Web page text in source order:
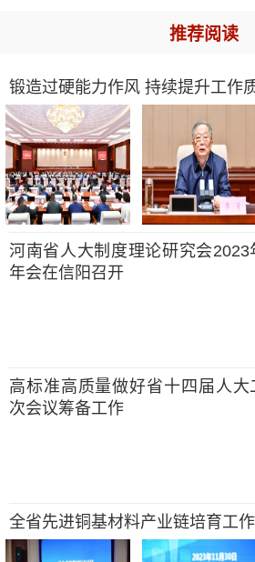
推荐阅读
锻造过硬能力作风 持续提升工作
河南省人大制度理论研究会2023
年会在信阳召开
高标准高质量做好省十四届人大
次会议筹备工作
全省先进铜基材料产业链培育工